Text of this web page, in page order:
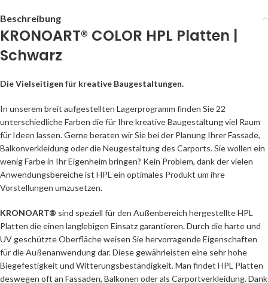
Beschreibung
KRONOART® COLOR HPL Platten |
Schwarz
Die Vielseitigen für kreative Baugestaltungen.
In unserem breit aufgestellten Lagerprogramm finden Sie 22
unterschiedliche Farben die für Ihre kreative Baugestaltung viel Raum
für Ideen lassen. Gerne beraten wir Sie bei der Planung Ihrer Fassade,
Balkonverkleidung oder die Neugestaltung des Carports. Sie wollen ein
wenig Farbe in Ihr Eigenheim bringen? Kein Problem, dank der vielen
Anwendungsbereiche ist HPL ein optimales Produkt um ihre
Vorstellungen umzusetzen.
KRONOART® sind speziell für den Außenbereich hergestellte HPL
Platten die einen langlebigen Einsatz garantieren. Durch die harte und
UV geschützte Oberfläche weisen Sie hervorragende Eigenschaften
für die Außenanwendung dar. Diese gewährleisten eine sehr hohe
Biegefestigkeit und Witterungsbeständigkeit. Man findet HPL Platten
deswegen oft an Fassaden, Balkonen oder als Carportverkleidung. Dank